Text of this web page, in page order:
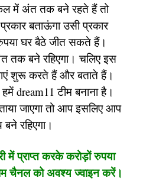
में अंत तक बने रहते हैं तो
बताऊंगा उसी प्रकार
घर बैठे जीत सकते हैं।
तक बने रहिएगा। चलिए इस
शुरू करते हैं और बताते हैं।
dream11 टीम बनाना है।
जाएगा तो आप इसलिए आप
रहिएगा।
में प्राप्त करके करोड़ों रुपया
चैनल को अवश्य ज्वाइन करें।